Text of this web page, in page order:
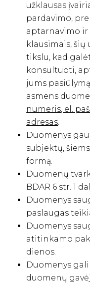
užklausas
pardavimo,
aptarnavimo ir
klausimais,
tikslu, kad
konsultuoti,
jums
asmens
numeris, el.
adresas.
Duomenys
subjektų,
formą.
Duomenų
BDAR 6 str. 1
Duomenys
paslaugas
Duomenys
atitinkamo
dienos.
Duomenys
duomenų